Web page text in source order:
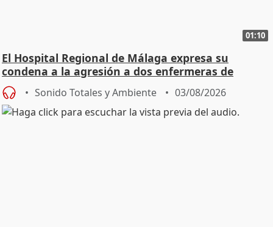
01:10
El Hospital Regional de Málaga expresa su
condena a la agresión a dos enfermeras de
Urgencias
Sonido Totales y Ambiente 03/08/2026